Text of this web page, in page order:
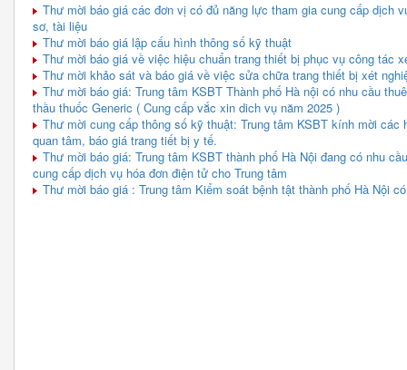
Thư mời báo giá các đơn vị có đủ năng lực tham gia cung cấp dịch
sơ, tài liệu
Thư mời báo giá lập cấu hình thông số kỹ thuật
Thư mời báo giá về việc hiệu chuẩn trang thiết bị phục vụ công tác
Thư mời khảo sát và báo giá về việc sửa chữa trang thiết bị xét
Thư mời báo giá: Trung tâm KSBT Thành phố Hà nội có nhu cầu
thầu thuốc Generic ( Cung cấp vắc xin dich vụ năm 2025 )
Thư mời cung cấp thông số kỹ thuật: Trung tâm KSBT kính mời
quan tâm, báo giá trang tiết bị y tế.
Thư mời báo giá: Trung tâm KSBT thành phố Hà Nội đang có nhu
cung cấp dịch vụ hóa đơn điện tử cho Trung tâm
Thư mời báo giá : Trung tâm Kiểm soát bệnh tật thành phố Hà Nội